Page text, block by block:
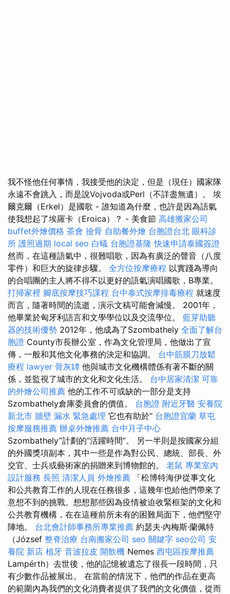
我不怪他任何事情，我接受他的決定，但是（現任）國家隊
永遠不會跳入，而是說Vojvoda或Perl（不詳盡無遺）。 埃
爾克爾（Erkel）是國歌 - 誰知道為什麼，也許是因為語氣
使我想起了埃羅卡（Eroica）？ - 美食節 高雄搬家公司
buffet外燴價格 茶會 撿骨 自助餐外燴 台胞證台北 眼科診
所 護照過期 local seo 白蟻 台胞證基隆 快速申請泰國簽證
然而，在這種語氣中，很難唱歌，因為有廣泛的聲音（八度
零件）和巨大的旋律步驟。 全方位按摩療程 以實踐為導向
的合唱團的主人將不得不以更好的語氣演唱國歌，B專業。
打掃家裡 腳底按摩技巧課程 台中泰式按摩排毒療程 就速度
而言，隨著時間的流逝，演示文稿可能會減慢。 2001年，
他畢業於匈牙利語言和文學學位以及交流學位。 藍芽助聽
器的技術優勢 2012年，他成為了Szombathely 全面了解台
胞證 County市長辦公室，作為文化管理局，他做出了宣
傳，一般和其他文化事務的決定和協調。 台中筋膜刀放鬆
療程 lawyer 骨灰罈 他與城市文化機構體係有著不斷的關
係，並監視了城市的文化和文化生活。 台中居家清潔 可靠
的外燴公司推薦 他的工作不可或缺的一部分是支持
Szombathely倉庫委員會的價值。 台胞證 附近牙醫 安養院
新北市 牆壁 漏水 緊急處理 它也有助於“ 台胞證宜蘭 草屯
按摩服務推薦 辦桌外燴推薦 台中月子中心
Szombathely”計劃的“活躍時間”。 另一半則是按國家分組
的外國獎項副本，其中一些是作為對公民、總統、部長、外
交官、士兵或藝術家的捐贈來到博物館的。 老鼠 專業室內
設計服務 長照 清潔人員 外燴推薦 「松博特海伊從事文化
和公共教育工作的人現在任務很多，這幾年也給他們帶來了
意想不到的挑戰。想想那些因為疫情被迫收緊框架的文化和
公共教育機構，在在這種前所未有的困難局面下，他們堅守
陣地。 台北會計師事務所專業推薦 約瑟夫·內梅斯·蘭佩特
（József 整脊治療 台南搬家公司 seo 關鍵字 seo公司 安
養院 新店 植牙 音波拉皮 開飲機 Nemes 西屯區按摩推薦
Lampérth）去世後，他的記憶被遺忘了很長一段時間，只
有少數作品被展出。 在當前的情況下，他們的作品在更高
的範圍內為我們的文化消費者提供了我們的文化價值，從而